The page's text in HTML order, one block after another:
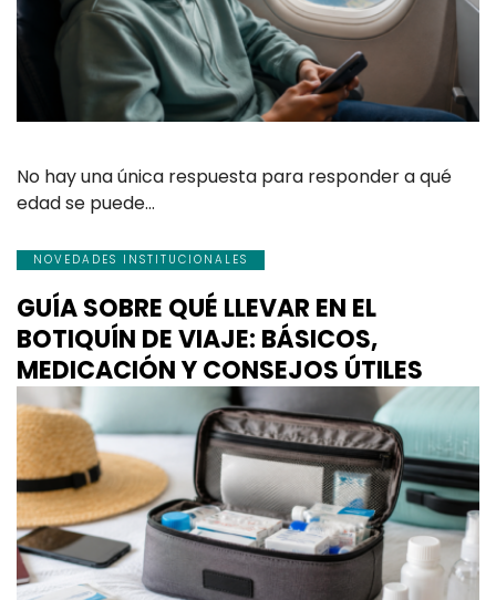
No hay una única respuesta para responder a qué
edad se puede…
NOVEDADES INSTITUCIONALES
GUÍA SOBRE QUÉ LLEVAR EN EL
BOTIQUÍN DE VIAJE: BÁSICOS,
MEDICACIÓN Y CONSEJOS ÚTILES